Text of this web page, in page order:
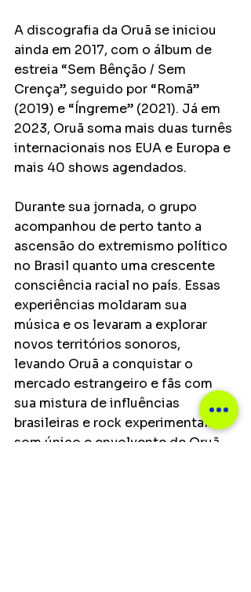
A discografia da Oruã se iniciou
ainda em 2017, com o álbum de
estreia “Sem Bênção / Sem
Crença”, seguido por “Romã”
(2019) e “Íngreme” (2021). Já em
2023, Oruã soma mais duas turnês
internacionais nos EUA e Europa e
mais 40 shows agendados.
Durante sua jornada, o grupo
acompanhou de perto tanto a
ascensão do extremismo político
no Brasil quanto uma crescente
consciência racial no país. Essas
experiências moldaram sua
música e os levaram a explorar
novos territórios sonoros,
levando Oruã a conquistar o
mercado estrangeiro e fãs com
sua mistura de influências
brasileiras e rock experimental. O
som único e envolvente de Oruã